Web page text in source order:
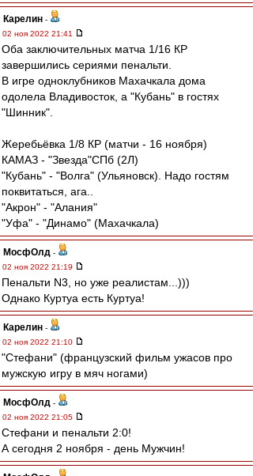
Карелин -
02 ноя 2022 21:41
Оба заключительных матча 1/16 КР
завершились сериями пенальти.
В игре одноклубников Махачкала дома
одолела Владивосток, а "Кубань" в гостях
"Шинник".
Жеребьёвка 1/8 КР (матчи - 16 ноября)
КАМАЗ - "Звезда"СПб (2Л)
"Кубань" - "Волга" (Ульяновск). Надо гостям
поквитаться, ага..
"Акрон" - "Алания"
"Уфа" - "Динамо" (Махачкала)
МосфОлд -
02 ноя 2022 21:19
Пенальти N3, но уже реалистам...)))
Однако Куртуа есть Куртуа!
Карелин -
02 ноя 2022 21:10
"Стефани" (французский фильм ужасов про
мужскую игру в мяч ногами)
МосфОлд -
02 ноя 2022 21:05
Стефани и пенальти 2:0!
А сегодня 2 ноября - день Мужчин!